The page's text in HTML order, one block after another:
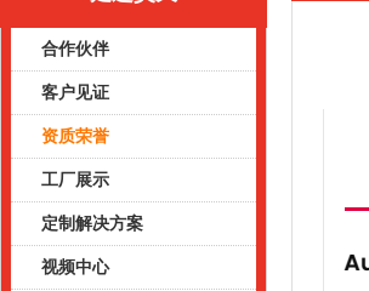
合作伙伴
客户见证
资质荣誉
工厂展示
定制解决方案
视频中心